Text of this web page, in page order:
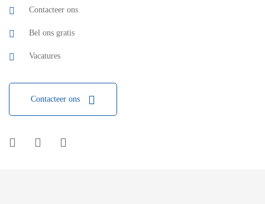
Contacteer ons
Bel ons gratis
Vacatures
Contacteer ons